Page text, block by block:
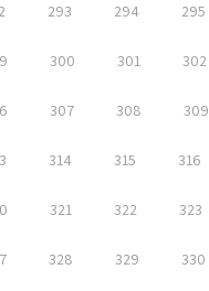
293 294 295
300 301 302
307 308 309
314 315 316
321 322 323
328 329 330